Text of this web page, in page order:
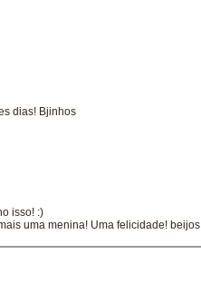
dias! Bjinhos
isso! :)
uma menina! Uma felicidade! beijos